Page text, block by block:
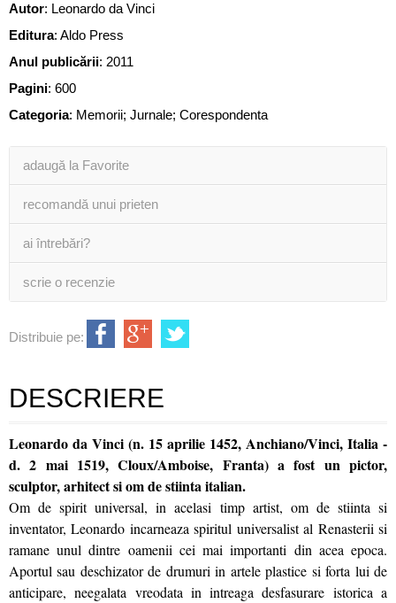
Autor: Leonardo da Vinci
Editura: Aldo Press
Anul publicării: 2011
Pagini: 600
Categoria: Memorii; Jurnale; Corespondenta
adaugă la Favorite
recomandă unui prieten
ai întrebări?
scrie o recenzie
Distribuie pe:
DESCRIERE
Leonardo da Vinci (n. 15 aprilie 1452, Anchiano/Vinci, Italia -
d. 2 mai 1519, Cloux/Amboise, Franta) a fost un pictor,
sculptor, arhitect si om de stiinta italian.
Om de spirit universal, in acelasi timp artist, om de stiinta si
inventator, Leonardo incarneaza spiritul universalist al Renasterii si
ramane unul dintre oamenii cei mai importanti din acea epoca.
Aportul sau deschizator de drumuri in artele plastice si forta lui de
anticipare, neegalata vreodata in intreaga desfasurare istorica a